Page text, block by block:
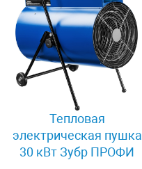
Тепловая
электрическая пушка
30 кВт Зубр ПРОФИ